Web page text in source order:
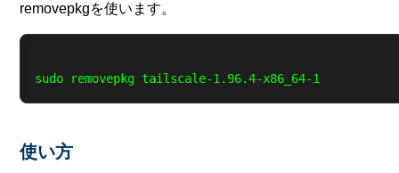
removepkgを使います。
使い方